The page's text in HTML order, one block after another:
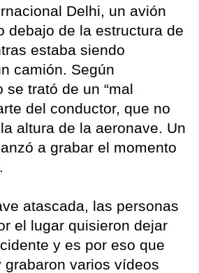
Delhi, un avión
debajo de la estructura de
estaba siendo
camión. Según
se trató de un “mal
del conductor, que no
altura de la aeronave. Un
a grabar el momento
atascada, las personas
el lugar quisieron dejar
y es por eso que
grabaron varios vídeos